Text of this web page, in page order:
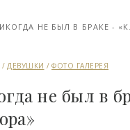
НЕ БЫЛ В БРАКЕ -
/ДЕВУШКИ /ФОТО ГАЛЕРЕЯ
не был в